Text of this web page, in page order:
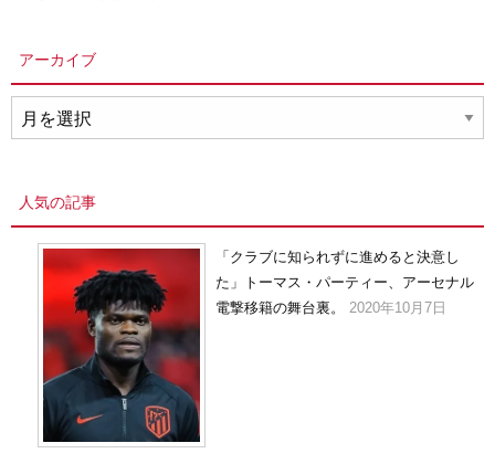
アーカイブ
ー
人気の記事
「クラブに知られずに進めると決意し
た」トーマス・パーティー、アーセナル
電撃移籍の舞台裏。
2020年10月7日